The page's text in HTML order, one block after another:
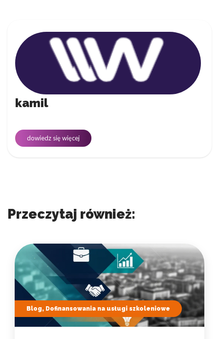
kamil
dowiedz się więcej
Przeczytaj również:
Blog, Dofinansowania na usługi szkoleniowe